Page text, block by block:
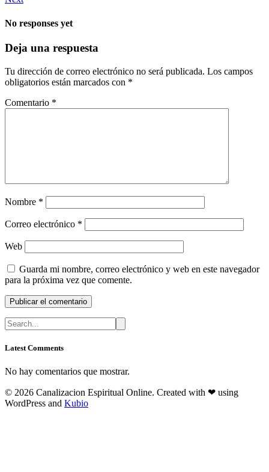
No responses yet
Deja una respuesta
Tu dirección de correo electrónico no será publicada. Los campos
obligatorios están marcados con *
Comentario *
Nombre *
Correo electrónico *
Web
Guarda mi nombre, correo electrónico y web en este navegador
para la próxima vez que comente.
Latest Comments
No hay comentarios que mostrar.
© 2026 Canalizacion Espiritual Online. Created with ❤ using
WordPress and Kubio